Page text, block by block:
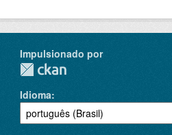
Impulsionado por
Idioma